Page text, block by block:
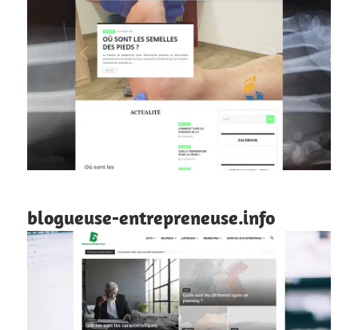
blogueuse-entrepreneuse.info